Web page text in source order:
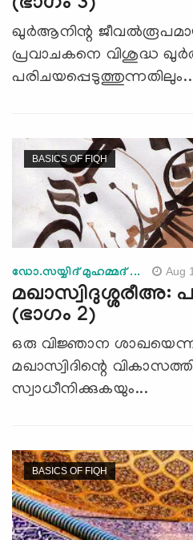
ഖുര്‍ആനിന്റ
പ്രവാചകനെ വിശുദ്ധ
BASICS OF FIQH
ഡോ.സയ്യിദ് മുഹമ്മദ് ... Aug
മഖാസ്വിദുശ്ശരീഅ:
(ഭാഗം 2)
ഒരു വിജ്ഞാന
മഖാസ്വിദിന്റെ
സ്വാധീനിക്കുകയും...
BASICS OF FIQH